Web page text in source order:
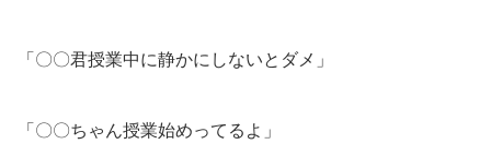
「〇〇君授業中に静かにしないとダメ」
「〇〇ちゃん授業始めってるよ」